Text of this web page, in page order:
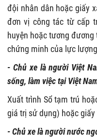
đội nhân dân hoặc giấy
đơn vị công tác từ cấp
huyện hoặc tương
chứng minh của lực
- Chủ xe là người Việt
sống, làm việc tại Việt
Xuất trình Sổ tạm trú
giá trị sử dụng) hoặc
- Chủ xe là người nước